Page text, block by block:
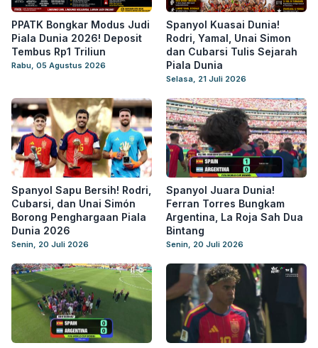
PPATK Bongkar Modus Judi
Piala Dunia 2026! Deposit
Tembus Rp1 Triliun
Rabu, 05 Agustus 2026
Spanyol Kuasai Dunia!
Rodri, Yamal, Unai Simon
dan Cubarsi Tulis Sejarah
Piala Dunia
Selasa, 21 Juli 2026
Spanyol Sapu Bersih! Rodri,
Cubarsi, dan Unai Simón
Borong Penghargaan Piala
Dunia 2026
Senin, 20 Juli 2026
Spanyol Juara Dunia!
Ferran Torres Bungkam
Argentina, La Roja Sah Dua
Bintang
Senin, 20 Juli 2026